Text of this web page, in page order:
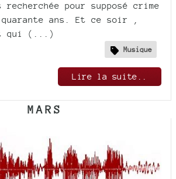
pour supposé crime
ans. Et ce soir ,
qui (...)
Musique
Lire la suite..
MARS